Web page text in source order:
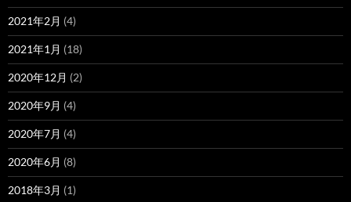
2021年2月 (4)
2021年1月 (18)
2020年12月 (2)
2020年9月 (4)
2020年7月 (4)
2020年6月 (8)
2018年3月 (1)